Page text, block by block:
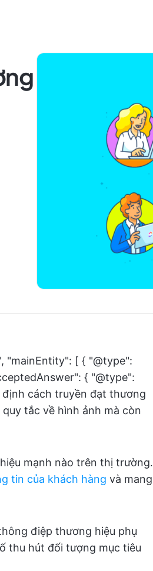
"mainEntity": [ { "@type":
{ "@type":
cách truyền đạt thương
tắc về hình ảnh mà còn
mạnh nào trên thị trường.
tin của khách hàng và mang
điệp thương hiệu phụ
thu hút đối tượng mục tiêu